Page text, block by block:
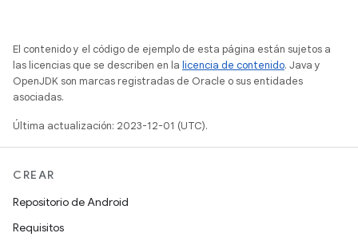
El contenido y el código de ejemplo de esta página están sujetos a
las licencias que se describen en la licencia de contenido. Java y
OpenJDK son marcas registradas de Oracle o sus entidades
asociadas.
Última actualización: 2023-12-01 (UTC).
CREAR
Repositorio de Android
Requisitos